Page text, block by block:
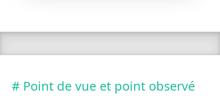
# Point de vue et point observé